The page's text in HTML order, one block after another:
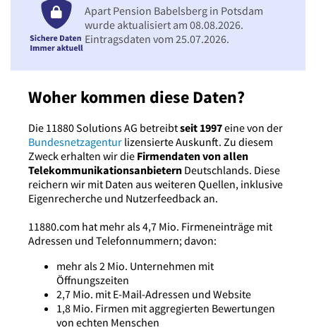
Woher kommen diese Daten?
Die 11880 Solutions AG betreibtseit 1997eine von der
Bundesnetzagentur lizensierte Auskunft. Zu diesem
Zweck erhalten wir die Firmendaten von allen
Telekommunikationsanbietern Deutschlands. Diese
reichern wir mit Daten aus weiteren Quellen, inklusive
Eigenrecherche und Nutzerfeedback an.
11880.com hat mehr als 4,7 Mio. Firmeneinträge mit
Adressen und Telefonnummern; davon:
mehr als 2 Mio. Unternehmen mit
Öffnungszeiten
2,7 Mio. mit E-Mail-Adressen und Website
1,8 Mio. Firmen mit aggregierten Bewertungen
von echten Menschen
Apart Pension Babelsberg in Potsdam
wurde aktualisiert am 08.08.2026.
Eintragsdaten vom 25.07.2026.